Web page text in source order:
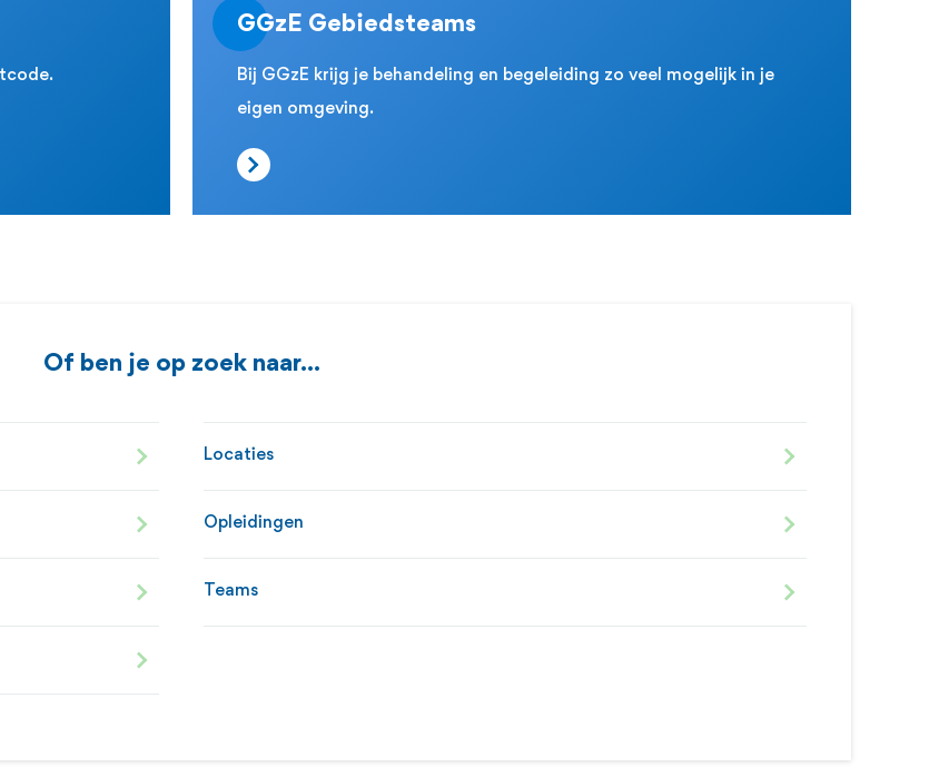
GGzE Gebiedsteams
Bij GGzE krijg je behandeling en begeleiding zo veel mogelijk in je
eigen omgeving.
Of ben je op zoek naar...
Locaties
Opleidingen
Teams